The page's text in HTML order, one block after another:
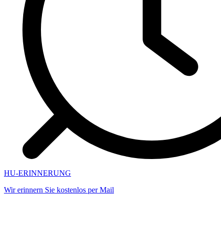
HU-ERINNERUNG
Wir erinnern Sie kostenlos per Mail